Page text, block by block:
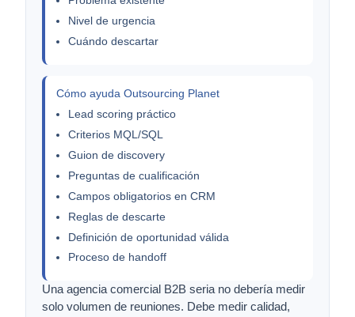
Nivel de urgencia
Cuándo descartar
Cómo ayuda Outsourcing Planet
Lead scoring práctico
Criterios MQL/SQL
Guion de discovery
Preguntas de cualificación
Campos obligatorios en CRM
Reglas de descarte
Definición de oportunidad válida
Proceso de handoff
Una agencia comercial B2B seria no debería medir
solo volumen de reuniones. Debe medir calidad,